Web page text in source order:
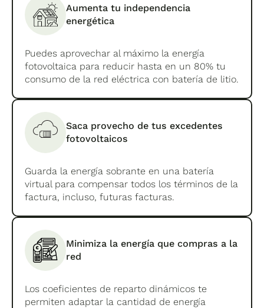
consumidor. Pero la tramitación de estas
instalaciones es más compleja que las
anteriores.
Aumenta tu independencia
energética
Puedes aprovechar al máximo la energía
fotovoltaica para reducir hasta en un 80% tu
consumo de la red eléctrica con batería de litio.
Saca provecho de tus excedentes
fotovoltaicos
Guarda la energía sobrante en una batería
virtual para compensar todos los términos de la
factura, incluso, futuras facturas.
Minimiza la energía que compras a la
red
Los coeficientes de reparto dinámicos te
permiten adaptar la cantidad de energía